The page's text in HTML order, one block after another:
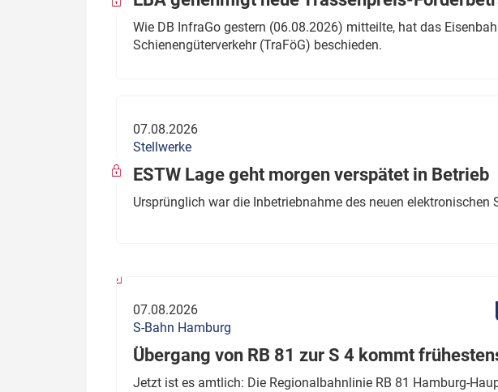
Verbände: Wer spricht für
wen?
Thema des Monats
Dossier: Generalsanierung
Dossier: ETCS
Infrastruktur & Ausrüstung
ÖPNV
Wie DB InfraGo gestern (06.08.2026) mitteilte, hat das
Schienengüterverkehr (TraFöG) beschieden.
07.08.2026
Stellwerke
ESTW Lage geht morgen verspätet in Betrieb
Ursprünglich war die Inbetriebnahme des neuen
07.08.2026
S-Bahn Hamburg
Übergang von RB 81 zur S 4 kommt
Jetzt ist es amtlich: Die Regionalbahnlinie RB 81 Hamburg-